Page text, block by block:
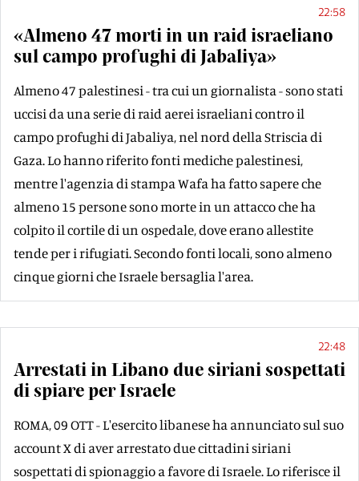
22:58
«Almeno 47 morti in un raid israeliano
sul campo profughi di Jabaliya»
Almeno 47 palestinesi - tra cui un giornalista - sono stati
uccisi da una serie di raid aerei israeliani contro il
campo profughi di Jabaliya, nel nord della Striscia di
Gaza. Lo hanno riferito fonti mediche palestinesi,
mentre l'agenzia di stampa Wafa ha fatto sapere che
almeno 15 persone sono morte in un attacco che ha
colpito il cortile di un ospedale, dove erano allestite
tende per i rifugiati. Secondo fonti locali, sono almeno
cinque giorni che Israele bersaglia l'area.
22:48
Arrestati in Libano due siriani sospettati
di spiare per Israele
ROMA, 09 OTT - L'esercito libanese ha annunciato sul suo
account X di aver arrestato due cittadini siriani
sospettati di spionaggio a favore di Israele. Lo riferisce il